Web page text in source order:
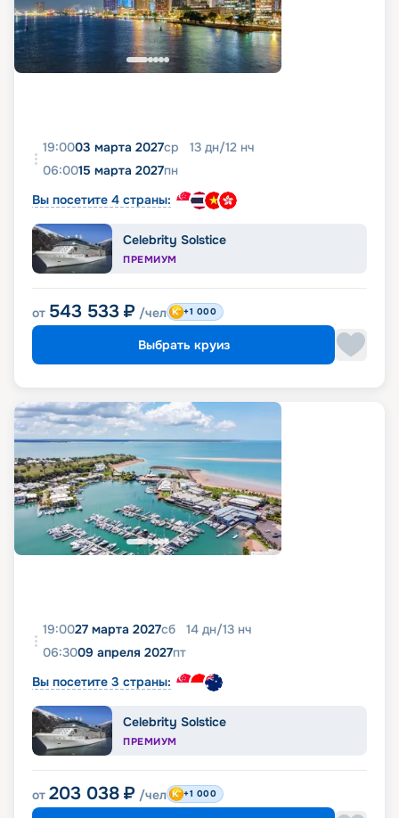
19:0003 марта 2027ср 13 дн/12 нч
06:0015 марта 2027пн
Вы посетите 4 страны:
Celebrity Solstice
ПРЕМИУМ
от 543 533 ₽ /чел +1 000
Выбрать круиз
19:0027 марта 2027сб 14 дн/13 нч
06:3009 апреля 2027пт
Вы посетите 3 страны:
Celebrity Solstice
ПРЕМИУМ
от 203 038 ₽ /чел +1 000